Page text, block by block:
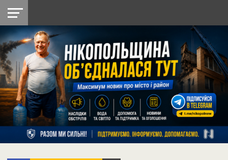
НІКОПОЛЬ
РАЙОН
СІЧЕСЛАВСЬКА
УКРАЇНА
РЕТРО
НІКОПОЛЬ
ЛАЙТ
УКРАЇНА
ДОПОМОГА
РАДІО